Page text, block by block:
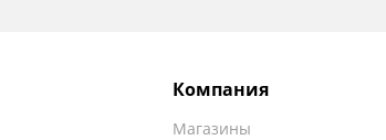
Компания
Магазины